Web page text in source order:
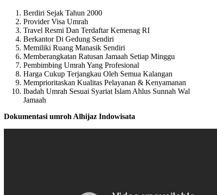
Berdiri Sejak Tahun 2000
Provider Visa Umrah
Travel Resmi Dan Terdaftar Kemenag RI
Berkantor Di Gedung Sendiri
Memiliki Ruang Manasik Sendiri
Memberangkatan Ratusan Jamaah Setiap Minggu
Pembimbing Umrah Yang Profesional
Harga Cukup Terjangkau Oleh Semua Kalangan
Memprioritaskan Kualitas Pelayanan & Kenyamanan
Ibadah Umrah Sesuai Syariat Islam Ahlus Sunnah Wal
Jamaah
Dokumentasi umroh Alhijaz Indowisata